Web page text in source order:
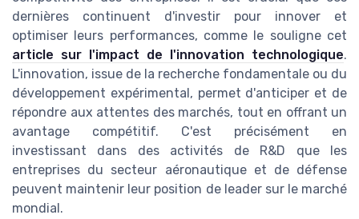
dernières continuent d'investir pour innover et
optimiser leurs performances, comme le souligne cet
article sur l'impact de l'innovation technologique.
L'innovation, issue de la recherche fondamentale ou du
développement expérimental, permet d'anticiper et de
répondre aux attentes des marchés, tout en offrant un
avantage compétitif. C'est précisément en
investissant dans des activités de R&D que les
entreprises du secteur aéronautique et de défense
peuvent maintenir leur position de leader sur le marché
mondial.